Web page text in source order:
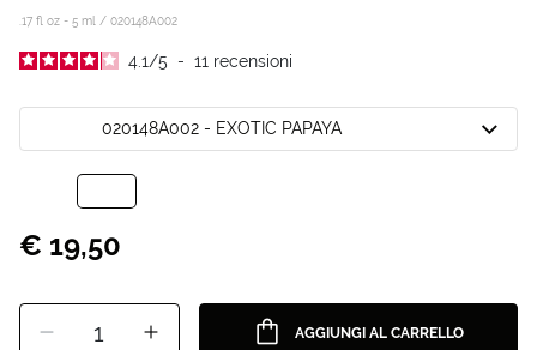
.17 fl oz - 5 ml / 020148A002
4.1/5 - 11 recensioni
020148A002 - EXOTIC PAPAYA
€ 19,50
1 AGGIUNGI AL CARRELLO